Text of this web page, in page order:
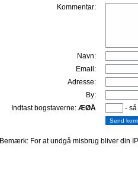
Kommentar:
Navn:
Email:
Adresse:
By:
Indtast bogstaverne: ÆØÅ -
Bemærk: For at undgå misbrug bliver din